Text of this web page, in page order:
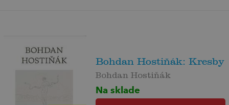
Bohdan Hostiňák: Kresby
Bohdan Hostiňák
Na sklade